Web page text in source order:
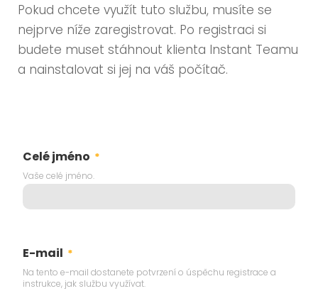
Pokud chcete využít tuto službu, musíte se
nejprve níže zaregistrovat. Po registraci si
budete muset stáhnout klienta Instant Teamu
a nainstalovat si jej na váš počítač.
Celé jméno *
Vaše celé jméno.
E-mail *
Na tento e-mail dostanete potvrzení o úspěchu registrace a
instrukce, jak službu využívat.